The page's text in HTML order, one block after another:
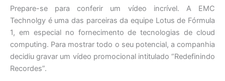
Prepare-se para conferir um vídeo incrível. A EMC
Technolgy é uma das parceiras da equipe Lotus de Fórmula
1, em especial no fornecimento de tecnologias de cloud
computing. Para mostrar todo o seu potencial, a companhia
decidiu gravar um vídeo promocional intitulado “Redefinindo
Recordes”.